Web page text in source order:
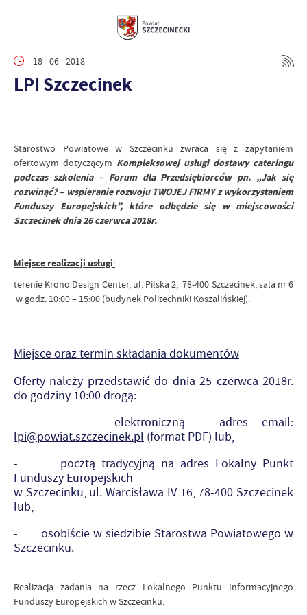
18 - 06 - 2018
LPI Szczecinek
Starostwo Powiatowe w Szczecinku zwraca się z zapytaniem
ofertowym dotyczącym Kompleksowej usługi dostawy cateringu
podczas szkolenia – Forum dla Przedsiębiorców pn. „Jak się
rozwinąć? – wspieranie rozwoju TWOJEJ FIRMY z wykorzystaniem
Funduszy Europejskich”, które odbędzie się w miejscowości
Szczecinek dnia 26 czerwca 2018r.
Miejsce realizacji usługi:
terenie Krono Design Center, ul. Pilska 2, 78-400 Szczecinek, sala nr 6
w godz. 10:00 – 15:00 (budynek Politechniki Koszalińskiej).
Miejsce oraz termin składania dokumentów
Oferty należy przedstawić do dnia 25 czerwca 2018r.
do godziny 10:00 drogą:
- elektroniczną – adres email:
lpi@powiat.szczecinek.pl (format PDF) lub,
- pocztą tradycyjną na adres Lokalny Punkt
Funduszy Europejskich
w Szczecinku, ul. Warcisława IV 16, 78-400 Szczecinek
lub,
- osobiście w siedzibie Starostwa Powiatowego w
Szczecinku.
Realizacja zadania na rzecz Lokalnego Punktu Informacyjnego
Funduszy Europejskich w Szczecinku.